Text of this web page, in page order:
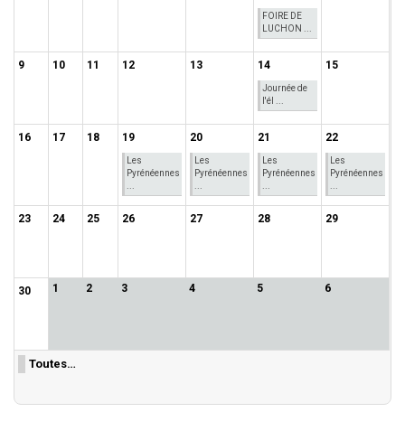
FOIRE DE
LUCHON ...
9 10 11 12 13 14
Journée de
l'él ...
15
16 17 18 19
Les
Pyrénéennes
20
Les
Pyrénéennes
21
Les
Pyrénéennes
22
Les
Pyrénéennes
23 24 25 26 27 28 29
30 1 2 3 4 5 6
Toutes…